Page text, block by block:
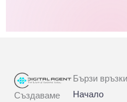
Създаваме
Бързи
Начало